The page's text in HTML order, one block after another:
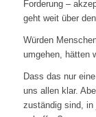
Forderung –
geht weit über
Würden
umgehen, hätten
Dass das nur
uns allen klar.
zuständig sind, in